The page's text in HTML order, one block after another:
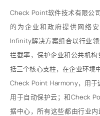
Check Point软件技术有限公
的为企业和政府提供网络
Infinity解决方案组合以行业
拦截率，保护企业和公共机
括三个核心支柱，在企业环境
Check Point Harmony，用于
用于自动保护云；和Check
据中心，所有这些都由行业